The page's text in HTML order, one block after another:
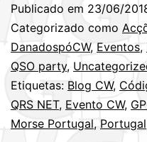
Publicado em 23/06/
Categorizado como
DanadospóCW, Eventos,
QSO party,
Etiquetas: Blog CW,
QRS NET, Evento CW,
Morse Portugal, Portugal